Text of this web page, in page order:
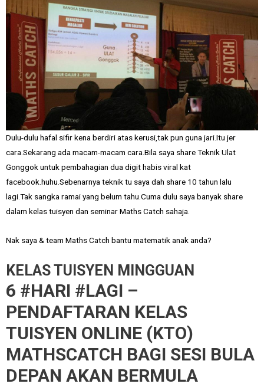
Dulu-dulu hafal sifir kena berdiri atas kerusi,tak pun guna jari.Itu jer
cara.Sekarang ada macam-macam cara.Bila saya share Teknik Ulat
Gonggok untuk pembahagian dua digit habis viral kat
facebook.huhu.Sebenarnya teknik tu saya dah share 10 tahun lalu
lagi.Tak sangka ramai yang belum tahu.Cuma dulu saya banyak share
dalam kelas tuisyen dan seminar Maths Catch sahaja.
Nak saya & team Maths Catch bantu matematik anak anda?
KELAS TUISYEN MINGGUAN
6 #HARI #LAGI –
PENDAFTARAN KELAS
TUISYEN ONLINE (KTO)
MATHSCATCH BAGI SESI BULA
DEPAN AKAN BERMULA